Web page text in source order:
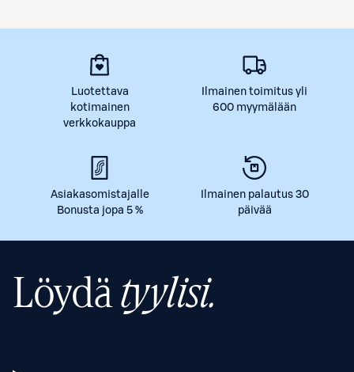
Luotettava
kotimainen
verkkokauppa
Ilmainen toimitus yli
600 myymälään
Asiakasomistajalle
Bonusta jopa 5 %
Ilmainen palautus 30
päivää
Löydätyylisi.